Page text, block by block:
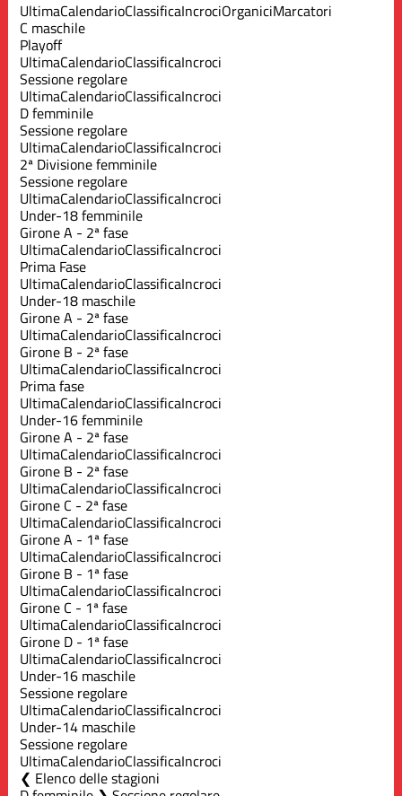
UltimaCalendarioClassificaIncrociOrganiciMarcatori
C maschile
Playoff
UltimaCalendarioClassificaIncroci
Sessione regolare
UltimaCalendarioClassificaIncroci
D femminile
Sessione regolare
UltimaCalendarioClassificaIncroci
2ª Divisione femminile
Sessione regolare
UltimaCalendarioClassificaIncroci
Under-18 femminile
Girone A - 2ª fase
UltimaCalendarioClassificaIncroci
Prima Fase
UltimaCalendarioClassificaIncroci
Under-18 maschile
Girone A - 2ª fase
UltimaCalendarioClassificaIncroci
Girone B - 2ª fase
UltimaCalendarioClassificaIncroci
Prima fase
UltimaCalendarioClassificaIncroci
Under-16 femminile
Girone A - 2ª fase
UltimaCalendarioClassificaIncroci
Girone B - 2ª fase
UltimaCalendarioClassificaIncroci
Girone C - 2ª fase
UltimaCalendarioClassificaIncroci
Girone A - 1ª fase
UltimaCalendarioClassificaIncroci
Girone B - 1ª fase
UltimaCalendarioClassificaIncroci
Girone C - 1ª fase
UltimaCalendarioClassificaIncroci
Girone D - 1ª fase
UltimaCalendarioClassificaIncroci
Under-16 maschile
Sessione regolare
UltimaCalendarioClassificaIncroci
Under-14 maschile
Sessione regolare
UltimaCalendarioClassificaIncroci
Elenco delle stagioni